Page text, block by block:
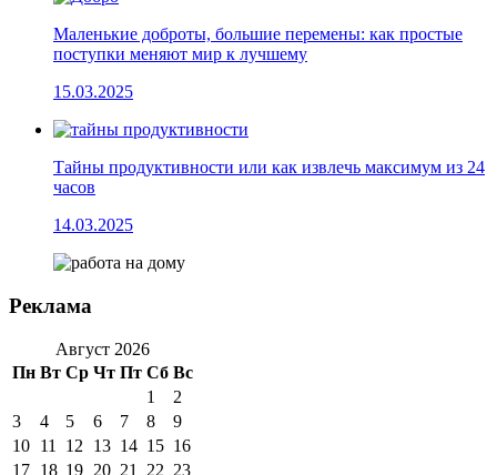
Маленькие доброты, большие перемены: как простые
поступки меняют мир к лучшему
15.03.2025
Тайны продуктивности или как извлечь максимум из 24
часов
14.03.2025
Реклама
Август 2026
Пн Вт Ср Чт Пт Сб Вс
1
2
3
4 5 6 7 8
9
10 11 12 13 14 15 16
17 18 19 20 21 22 23